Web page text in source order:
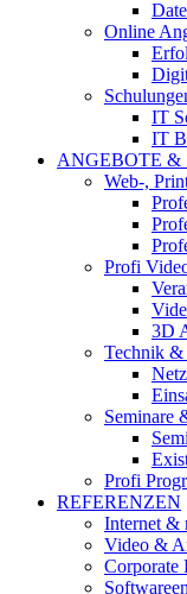
Online
IT
IT
ANGEBOTE &
Web-,
Profi
3D
Technik
Seminare
Profi
REFERENZEN
Internet &
Video &
Corporate